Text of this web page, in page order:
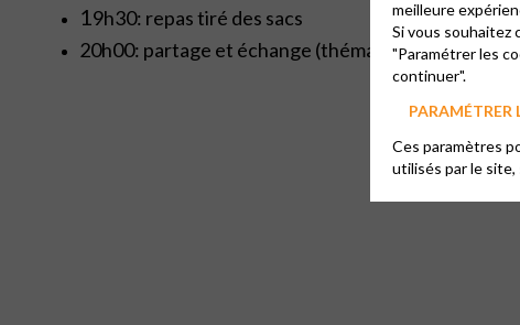
19h30: repas tiré des sacs
20h00: partage et échange (thématique, biblique,
meilleure
Si vous souhaitez
"Paramétrer les
continuer".
PARAMÉTRER
Ces paramètres
utilisés par le site,